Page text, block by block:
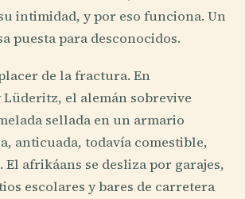
intimidad, y por eso funciona. Un
puesta para desconocidos.
de la fractura. En
Lüderitz, el alemán sobrevive
sellada en un armario
anticuada, todavía comestible,
El afrikáans se desliza por garajes,
escolares y bares de carretera